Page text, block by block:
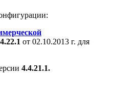
от 02.10.2013 г. для
4.4.21.1.